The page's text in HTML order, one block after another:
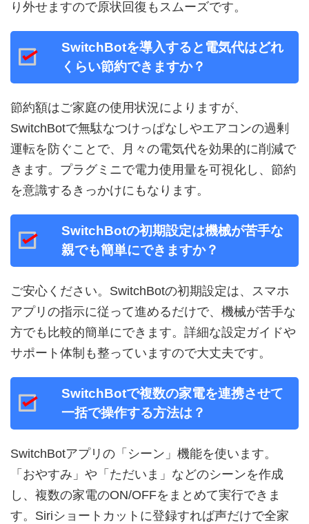
り外せますので原状回復もスムーズです。
SwitchBotを導入すると電気代はどれ
くらい節約できますか？
節約額はご家庭の使用状況によりますが、
SwitchBotで無駄なつけっぱなしやエアコンの過剰
運転を防ぐことで、月々の電気代を効果的に削減で
きます。プラグミニで電力使用量を可視化し、節約
を意識するきっかけにもなります。
SwitchBotの初期設定は機械が苦手な
親でも簡単にできますか？
ご安心ください。SwitchBotの初期設定は、スマホ
アプリの指示に従って進めるだけで、機械が苦手な
方でも比較的簡単にできます。詳細な設定ガイドや
サポート体制も整っていますので大丈夫です。
SwitchBotで複数の家電を連携させて
一括で操作する方法は？
SwitchBotアプリの「シーン」機能を使います。
「おやすみ」や「ただいま」などのシーンを作成
し、複数の家電のON/OFFをまとめて実行できま
す。Siriショートカットに登録すれば声だけで全家